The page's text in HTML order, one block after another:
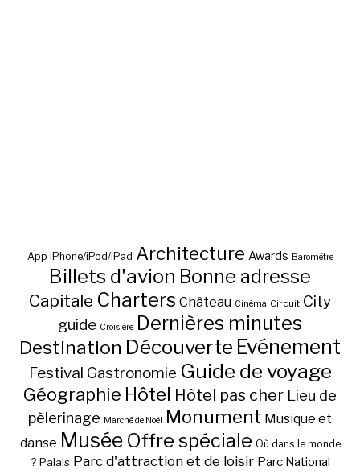
App iPhone/iPod/iPad Architecture Awards Baromètre
Billets d'avion Bonne adresse
Capitale Charters Château Cinéma Circuit City
guide Croisière Dernières minutes
Destination Découverte Evénement
Festival Gastronomie Guide de voyage
Géographie Hôtel Hôtel pas cher Lieu de
pèlerinage Marché de Noël Monument Musique et
danse Musée Offre spéciale Où dans le monde
? Palais Parc d'attraction et de loisir Parc National